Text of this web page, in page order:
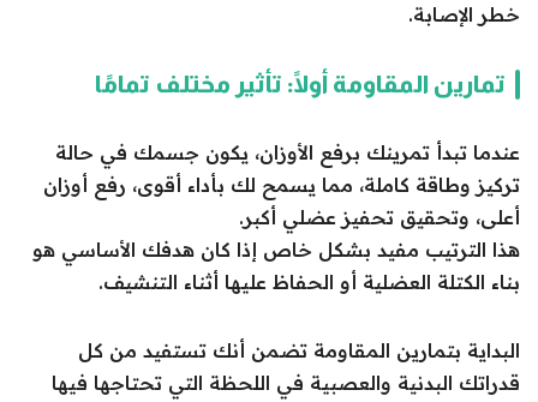
خطر الإصابة.
تمارين المقاومة أولًا: تأثير مختلف تمامًا
عندما تبدأ تمرينك برفع الأوزان، يكون جسمك في حالة
تركيز وطاقة كاملة، مما يسمح لك بأداء أقوى، رفع أوزان
أعلى، وتحقيق تحفيز عضلي أكبر.
هذا الترتيب مفيد بشكل خاص إذا كان هدفك الأساسي هو
بناء الكتلة العضلية أو الحفاظ عليها أثناء التنشيف.
البداية بتمارين المقاومة تضمن أنك تستفيد من كل
قدراتك البدنية والعصبية في اللحظة التي تحتاجها فيها